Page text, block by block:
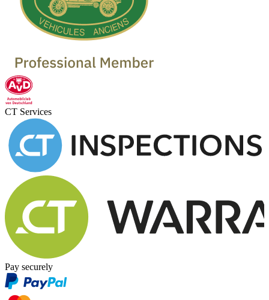
CT Services
Pay securely